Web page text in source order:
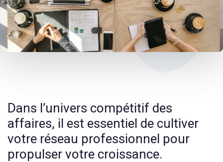
Dans l’univers compétitif des
affaires, il est essentiel de cultiver
votre réseau professionnel pour
propulser votre croissance.